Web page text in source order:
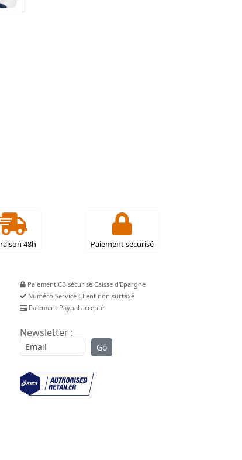
48h Paiement sécurisé
Paiement CB sécurisé Caisse d'Epargne
Numéro Service Client non surtaxé
Paiement Paypal accepté
Newsletter :